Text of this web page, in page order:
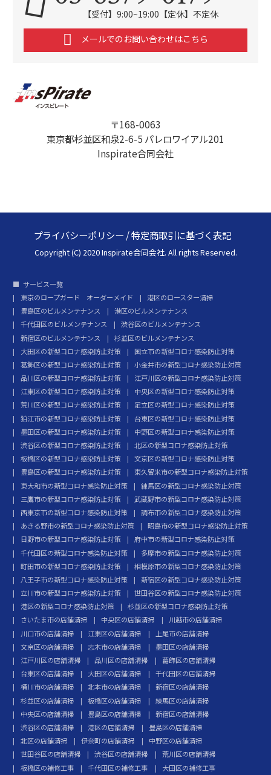
【受付】9:00~19:00【定休】不定休
メールでのお問い合わせはこちら
〒168-0063
東京都杉並区和泉2-6-5 パレロワイアル201
Inspirate合同会社
プライバシーポリシー /特定商取引に基づく表記
Copyright (C) 2020 Inspirate合同会社. All rights Reserved.
サービス一覧
東京のロープガード オーダーメイド
港区のロースター清掃
豊島区のビルメンテナンス
港区のビルメンテナンス
千代田区のビルメンテナンス
渋谷区のビルメンテナンス
新宿区のビルメンテナンス
杉並区のビルメンテナンス
大田区の新型コロナ感染防止対策
国立市の新型コロナ感染防止対策
葛飾区の新型コロナ感染防止対策
小金井市の新型コロナ感染防止対策
品川区の新型コロナ感染防止対策
江戸川区の新型コロナ感染防止対策
江東区の新型コロナ感染防止対策
中央区の新型コロナ感染防止対策
荒川区の新型コロナ感染防止対策
足立区の新型コロナ感染防止対策
狛江市の新型コロナ感染防止対策
台東区の新型コロナ感染防止対策
墨田区の新型コロナ感染防止対策
中野区の新型コロナ感染防止対策
渋谷区の新型コロナ感染防止対策
北区の新型コロナ感染防止対策
板橋区の新型コロナ感染防止対策
文京区の新型コロナ感染防止対策
豊島区の新型コロナ感染防止対策
東久留米市の新型コロナ感染防止対策
東大和市の新型コロナ感染防止対策
練馬区の新型コロナ感染防止対策
三鷹市の新型コロナ感染防止対策
武蔵野市の新型コロナ感染防止対策
西東京市の新型コロナ感染防止対策
調布市の新型コロナ感染防止対策
あきる野市の新型コロナ感染防止対策
昭島市の新型コロナ感染防止対策
日野市の新型コロナ感染防止対策
府中市の新型コロナ感染防止対策
千代田区の新型コロナ感染防止対策
多摩市の新型コロナ感染防止対策
町田市の新型コロナ感染防止対策
相模原市の新型コロナ感染防止対策
八王子市の新型コロナ感染防止対策
新宿区の新型コロナ感染防止対策
立川市の新型コロナ感染防止対策
世田谷区の新型コロナ感染防止対策
港区の新型コロナ感染防止対策
杉並区の新型コロナ感染防止対策
さいたま市の店舗清掃
中央区の店舗清掃
川越市の店舗清掃
川口市の店舗清掃
江東区の店舗清掃
上尾市の店舗清掃
文京区の店舗清掃
志木市の店舗清掃
墨田区の店舗清掃
江戸川区の店舗清掃
品川区の店舗清掃
葛飾区の店舗清掃
台東区の店舗清掃
大田区の店舗清掃
千代田区の店舗清掃
桶川市の店舗清掃
北本市の店舗清掃
新宿区の店舗清掃
杉並区の店舗清掃
板橋区の店舗清掃
練馬区の店舗清掃
中央区の店舗清掃
豊島区の店舗清掃
新宿区の店舗清掃
渋谷区の店舗清掃
港区の店舗清掃
豊島区の店舗清掃
北区の店舗清掃
伊奈町の店舗清掃
中野区の店舗清掃
世田谷区の店舗清掃
渋谷区の店舗清掃
荒川区の店舗清掃
板橋区の補修工事
千代田区の補修工事
大田区の補修工事